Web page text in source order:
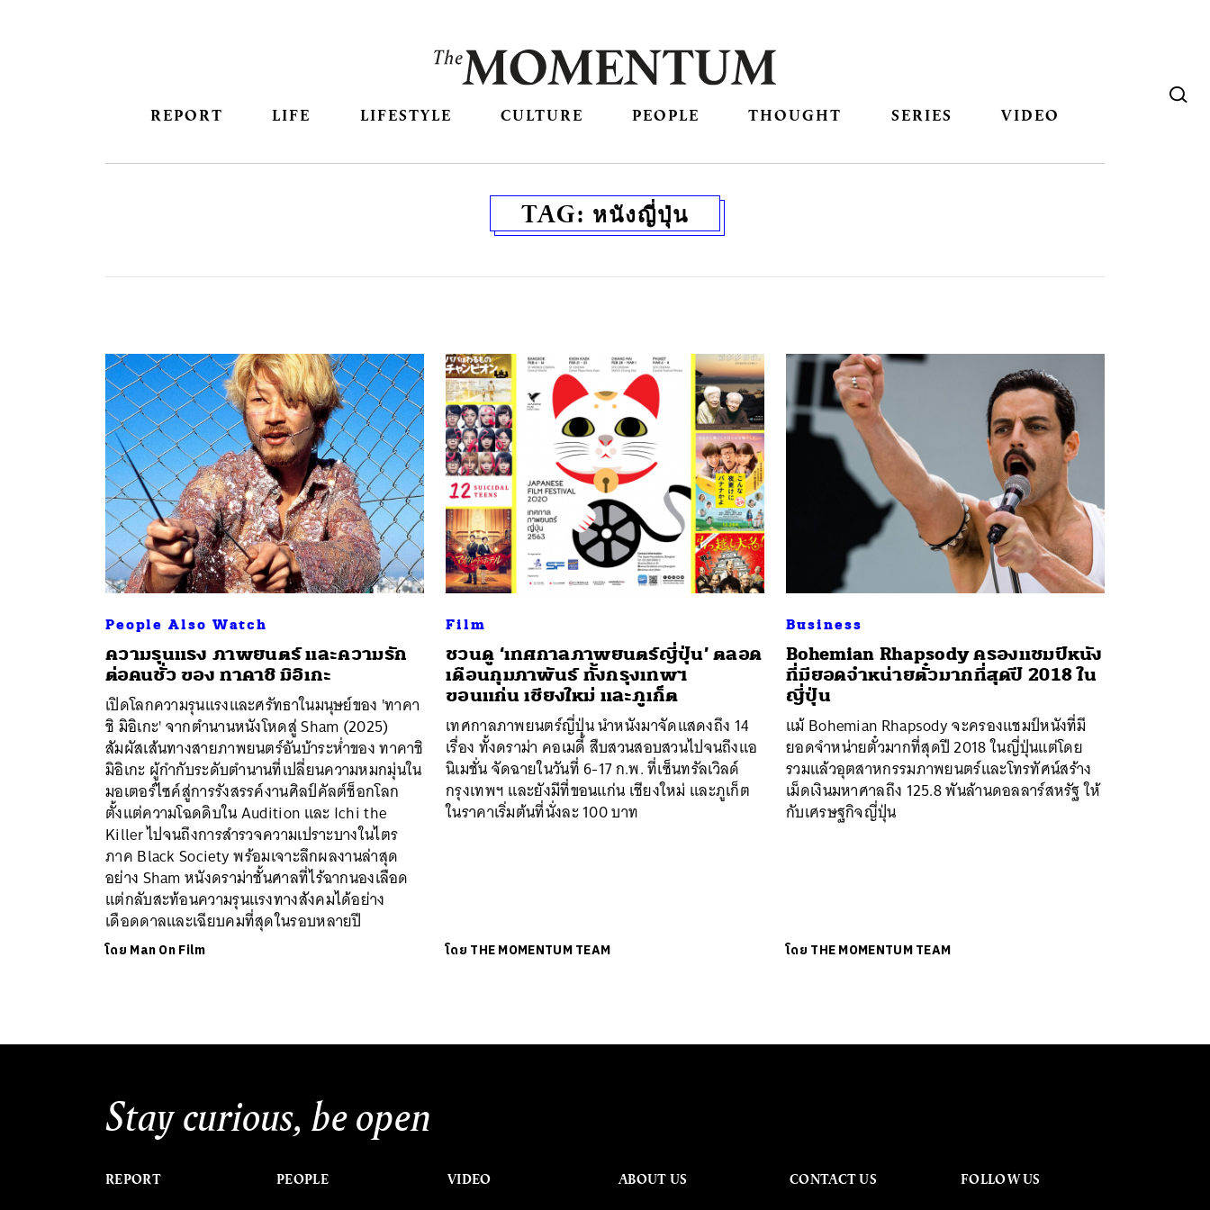
REPORT LIFE LIFESTYLE CULTURE PEOPLE THOUGHT SERIES VIDEO
TAG: หนังญี่ปุ่น
People Also Watch
ความรุนแรง ภาพยนตร์ และความรัก
ต่อคนชั่ว ของ ทาคาชิ มิอิเกะ
เปิดโลกความรุนแรงและศรัทธาในมนุษย์ของ 'ทาคา
ชิ มิอิเกะ' จากตำนานหนังโหดสู่ Sham (2025)
สัมผัสเส้นทางสายภาพยนตร์อันบ้าระห่ำของ ทาคาชิ
มิอิเกะ ผู้กำกับระดับตำนานที่เปลี่ยนความหมกมุ่นใน
มอเตอร์ไซค์สู่การรังสรรค์งานศิลป์คัลต์ช็อกโลก
ตั้งแต่ความโฉดดิบใน Audition และ Ichi the
Killer ไปจนถึงการสำรวจความเปราะบางในไตร
ภาค Black Society พร้อมเจาะลึกผลงานล่าสุด
อย่าง Sham หนังดราม่าชั้นศาลที่ไร้ฉากนองเลือด
แต่กลับสะท้อนความรุนแรงทางสังคมได้อย่าง
เดือดดาลและเฉียบคมที่สุดในรอบหลายปี
โดย Man On Film
Film
ชวนดู ‘เทศกาลภาพยนตร์ญี่ปุ่น’ ตลอด
เดือนกุมภาพันธ์ ทั้งกรุงเทพฯ
ขอนแก่น เชียงใหม่ และภูเก็ต
เทศกาลภาพยนตร์ญี่ปุ่น นำหนังมาจัดแสดงถึง 14
เรื่อง ทั้งดราม่า คอเมดี้ สืบสวนสอบสวนไปจนถึงแอ
นิเมชั่น จัดฉายในวันที่ 6-17 ก.พ. ที่เซ็นทรัลเวิลด์
กรุงเทพฯ และยังมีที่ขอนแก่น เชียงใหม่ และภูเก็ต
ในราคาเริ่มต้นที่นั่งละ 100 บาท
โดย THE MOMENTUM TEAM
Business
Bohemian Rhapsody ครองแชมป์หนัง
ที่มียอดจำหน่ายตั๋วมากที่สุดปี 2018 ใน
ญี่ปุ่น
แม้ Bohemian Rhapsody จะครองแชมป์หนังที่มี
ยอดจำหน่ายตั๋วมากที่สุดปี 2018 ในญี่ปุ่นแต่โดย
รวมแล้วอุตสาหกรรมภาพยนตร์และโทรทัศน์สร้าง
เม็ดเงินมหาศาลถึง 125.8 พันล้านดอลลาร์สหรัฐ ให้
กับเศรษฐกิจญี่ปุ่น
โดย THE MOMENTUM TEAM
Stay curious, be open
REPORT PEOPLE VIDEO ABOUT US CONTACT US FOLLOW US
ค้นหา
SHARE TWEET LINE EMAIL